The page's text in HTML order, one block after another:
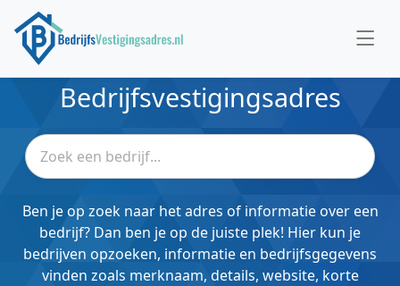
Bedrijfsvestigingsadres
Ben je op zoek naar het adres of informatie over een
bedrijf? Dan ben je op de juiste plek! Hier kun je
bedrijven opzoeken, informatie en bedrijfsgegevens
vinden zoals merknaam, details, website, korte